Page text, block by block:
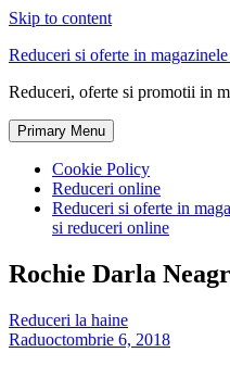
Skip to content
Reduceri si oferte in
Reduceri, oferte si promotii in
Primary Menu
Cookie Policy
Reduceri online
Reduceri si oferte in
si reduceri online
Rochie Darla
Reduceri la haine
Raduoctombrie 6, 2018